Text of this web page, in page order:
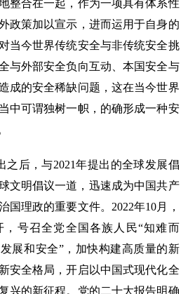
整合在一起，作为一项具有体系性
政策加以宣示，进而运用于自身的
当今世界传统安全与非传统安全挑
与外部安全负向互动、本国安全与
成的安全稀缺问题，这在当今世界
中可谓独树一帜，的确形成一种安
之后，与2021年提出的全球发展倡
文明倡议一道，迅速成为中国共产
国理政的重要文件。2022年10月，
，号召全党全国各族人民“知难而
展和安全”，加快构建高质量的新
安全格局，开启以中国式现代化全
兴的新征程。党的二十大报告明确